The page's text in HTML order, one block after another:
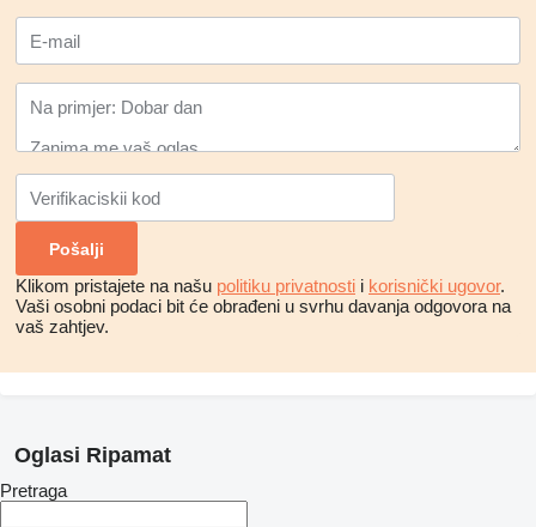
Klikom pristajete na našu politiku privatnosti i korisnički ugovor.
Vaši osobni podaci bit će obrađeni u svrhu davanja odgovora na
vaš zahtjev.
Oglasi Ripamat
Pretraga